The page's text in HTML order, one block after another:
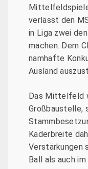
verlässt den
in Liga zwei
machen. Dem
namhafte
Ausland
Das Mittelfeld
Großbaustelle,
Kaderbreite
Verstärkungen
Ball als auch